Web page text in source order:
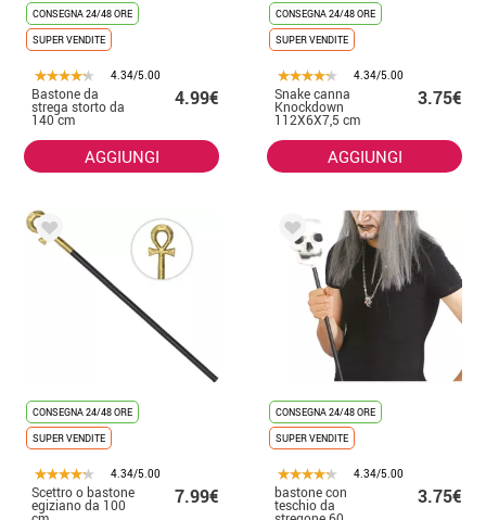
CONSEGNA 24/48 ORE
SUPER VENDITE
4.34/5.00
Bastone da
strega storto da
140 cm
4.99€
AGGIUNGI
CONSEGNA 24/48 ORE
SUPER VENDITE
4.34/5.00
Snake canna
Knockdown
112X6X7,5 cm
3.75€
AGGIUNGI
CONSEGNA 24/48 ORE
SUPER VENDITE
4.34/5.00
Scettro o bastone
egiziano da 100 7.99€
CONSEGNA 24/48 ORE
SUPER VENDITE
4.34/5.00
bastone con
teschio da 3.75€